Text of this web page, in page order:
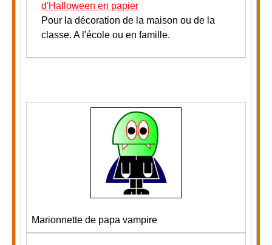
d'Halloween en papier
Pour la décoration de la maison ou de la
classe. A l'école ou en famille.
Marionnette de papa vampire